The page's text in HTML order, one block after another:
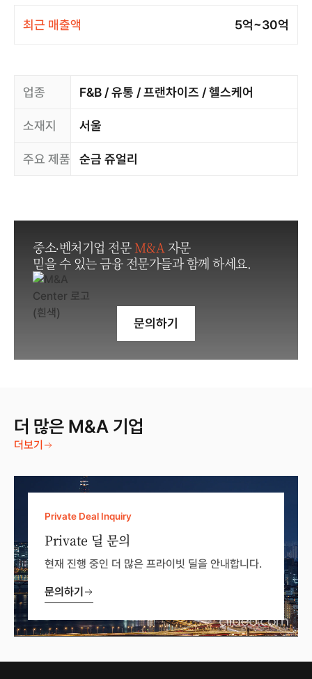
최근 매출액 5억~30억
업종 F&B / 유통 / 프랜차이즈 / 헬스케어
소재지 서울
주요 제품 순금 쥬얼리
중소·벤처기업 전문M&A 자문
믿을 수 있는 금융 전문가들과 함께 하세요.
문의하기
더 많은 M&A 기업
더보기
Private Deal Inquiry
Private 딜 문의
현재 진행 중인 더 많은 프라이빗 딜을 안내합니다.
문의하기